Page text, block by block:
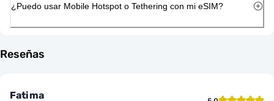
¿Puedo usar Mobile Hotspot o Tethering con mi eSIM?
Reseñas
Fatima